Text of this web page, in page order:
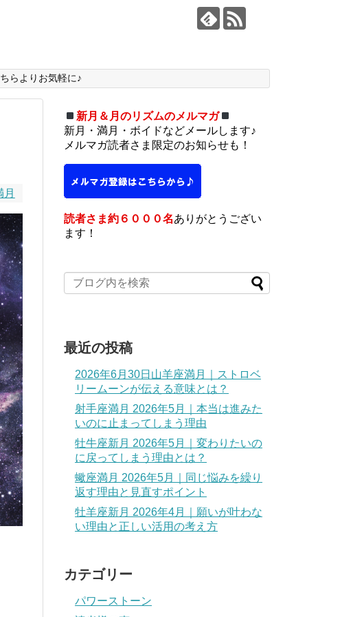
らよりお気軽に♪
月
新月＆月のリズムのメルマガ
新月・満月・ボイドなどメールします♪
メルマガ読者さま限定のお知らせも！
読者さま約６０００名ありがとうござい
ます！
最近の投稿
2026年6月30日山羊座満月｜ストロベ
リームーンが伝える意味とは？
射手座満月 2026年5月｜本当は進みた
いのに止まってしまう理由
牡牛座新月 2026年5月｜変わりたいの
に戻ってしまう理由とは？
蠍座満月 2026年5月｜同じ悩みを繰り
返す理由と見直すポイント
牡羊座新月 2026年4月｜願いが叶わな
い理由と正しい活用の考え方
カテゴリー
パワーストーン